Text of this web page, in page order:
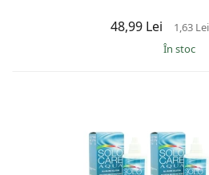
48,99 Lei 1,63 Lei
În stoc